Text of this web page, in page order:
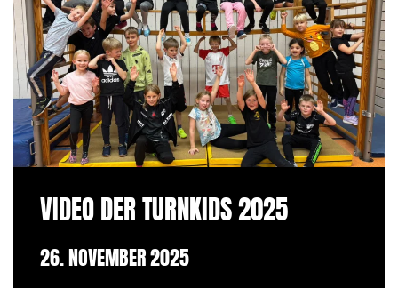
VIDEO DER TURNKIDS 2025
26. NOVEMBER 2025